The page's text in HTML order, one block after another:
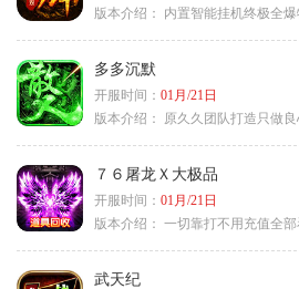
版本介绍：
内置智能挂机终极全爆物
多多沉默
开服时间： 01月/21日
版本介绍：
原久久团队打造只做良
７６屠龙Ｘ大极品
开服时间： 01月/21日
版本介绍： 一切靠打不用充值全
武天纪